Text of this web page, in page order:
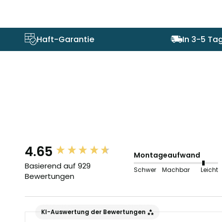
Haft-Garantie In 3-5
4.65
Basierend auf 929
Bewertungen
Montageaufwand
Schwer Machbar Leicht
KI-Auswertung der Bewertungen
New content loaded